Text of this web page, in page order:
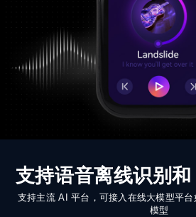
支持语音离线识别
支持主流 AI 平台，可接入在线大模型平
模型